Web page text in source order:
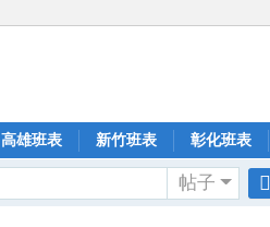
高雄班表 新竹班表 彰化班表
帖子